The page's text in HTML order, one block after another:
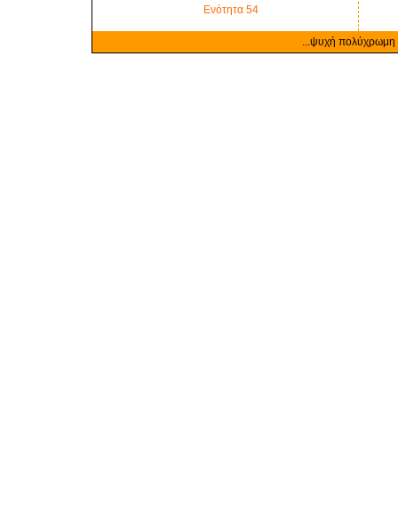
Ενότητα 54
...ψυχή πολύχρωμη